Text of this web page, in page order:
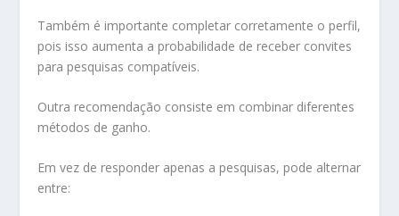
Também é importante completar corretamente o perfil,
pois isso aumenta a probabilidade de receber convites
para pesquisas compatíveis.
Outra recomendação consiste em combinar diferentes
métodos de ganho.
Em vez de responder apenas a pesquisas, pode alternar
entre: